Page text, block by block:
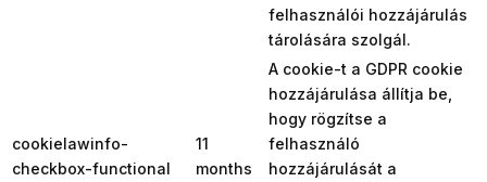
felhasználói hozzájárulás
tárolására szolgál.
cookielawinfo-
checkbox-functional
11
months
A cookie-t a GDPR cookie
hozzájárulása állítja be,
hogy rögzítse a
felhasználó
hozzájárulását a